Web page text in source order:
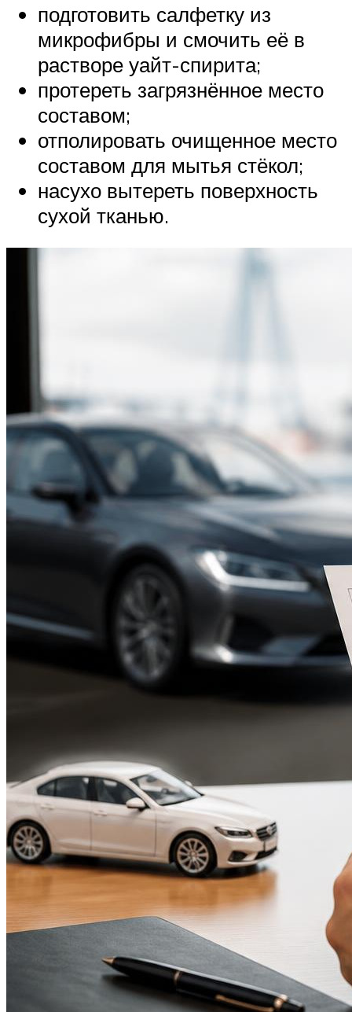
подготовить салфетку из
микрофибры и смочить её в
растворе уайт-спирита;
протереть загрязнённое место
составом;
отполировать очищенное место
составом для мытья стёкол;
насухо вытереть поверхность
сухой тканью.